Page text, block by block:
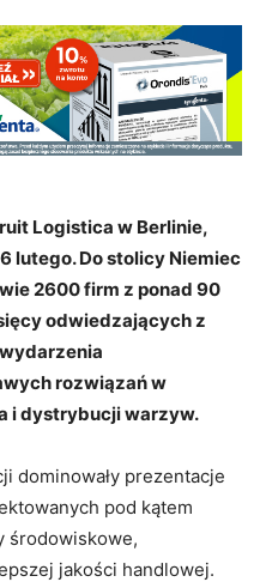
Logistica w Berlinie,
lutego. Do stolicy Niemiec
2600 firm z ponad 90
odwiedzających z
rozwiązań w
i dystrybucji warzyw.
dominowały prezentacje
pod kątem
środowiskowe,
jakości handlowej.